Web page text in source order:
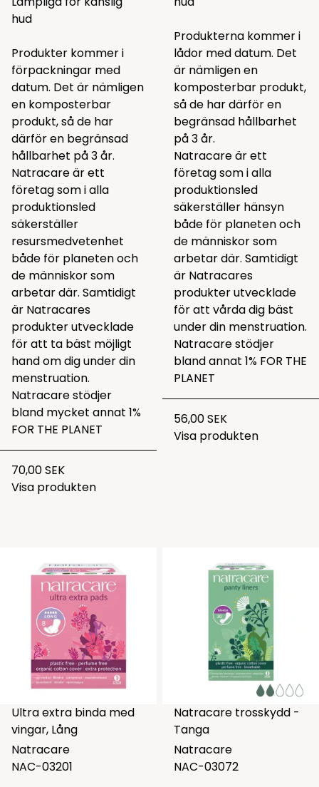
hud
Produkter kommer i
förpackningar med
datum. Det är nämligen
en komposterbar
produkt, så de har
därför en begränsad
hållbarhet på 3 år.
Natracare är ett
företag som i alla
produktionsled
säkerställer
resursmedvetenhet
både för planeten och
de människor som
arbetar där. Samtidigt
är Natracares
produkter utvecklade
för att ta bäst möjligt
hand om dig under din
menstruation.
Natracare stödjer
bland mycket annat 1%
FOR THE PLANET
70,00 SEK
Visa produkten
Produkterna kommer i
lådor med datum. Det
är nämligen en
komposterbar produkt,
så de har därför en
begränsad hållbarhet
på 3 år.
Natracare är ett
företag som i alla
produktionsled
säkerställer hänsyn
både för planeten och
de människor som
arbetar där. Samtidigt
är Natracares
produkter utvecklade
för att vårda dig bäst
under din menstruation.
Natracare stödjer
bland annat 1% FOR THE
PLANET
56,00 SEK
Visa produkten
Ultra extra binda med
vingar, Lång
Natracare
NAC-03201
Natracare trosskydd -
Tanga
Natracare
NAC-03072